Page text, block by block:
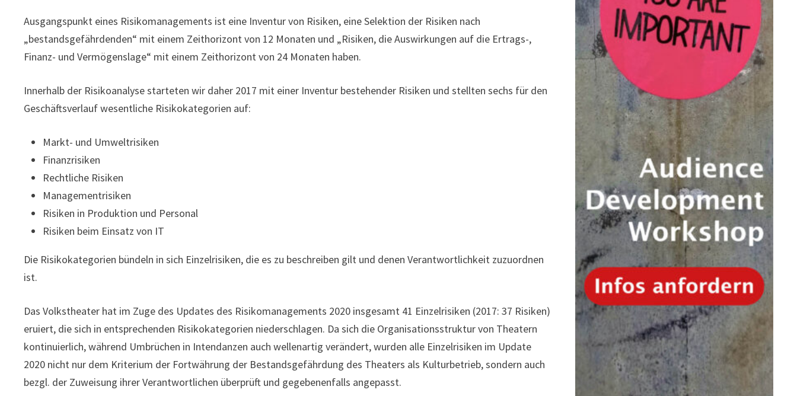
Ausgangspunkt eines Risikomanagements ist eine Inventur von Risiken, eine Selektion der Risiken nach
„bestandsgefährdenden“ mit einem Zeithorizont von 12 Monaten und „Risiken, die Auswirkungen auf die Ertrags-,
Finanz- und Vermögenslage“ mit einem Zeithorizont von 24 Monaten haben.
Innerhalb der Risikoanalyse starteten wir daher 2017 mit einer Inventur bestehender Risiken und stellten sechs für den
Geschäftsverlauf wesentliche Risikokategorien auf:
Markt- und Umweltrisiken
Finanzrisiken
Rechtliche Risiken
Managementrisiken
Risiken in Produktion und Personal
Risiken beim Einsatz von IT
Die Risikokategorien bündeln in sich Einzelrisiken, die es zu beschreiben gilt und denen Verantwortlichkeit zuzuordnen
ist.
Das Volkstheater hat im Zuge des Updates des Risikomanagements 2020 insgesamt 41 Einzelrisiken (2017: 37 Risiken)
eruiert, die sich in entsprechenden Risikokategorien niederschlagen. Da sich die Organisationsstruktur von Theatern
kontinuierlich, während Umbrüchen in Intendanzen auch wellenartig verändert, wurden alle Einzelrisiken im Update
2020 nicht nur dem Kriterium der Fortwährung der Bestandsgefährdung des Theaters als Kulturbetrieb, sondern auch
bezgl. der Zuweisung ihrer Verantwortlichen überprüft und gegebenenfalls angepasst.